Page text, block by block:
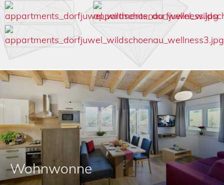
Wohnwonne